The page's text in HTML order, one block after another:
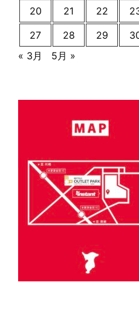
20
21 22
27
28 29
« 3月
5月 »